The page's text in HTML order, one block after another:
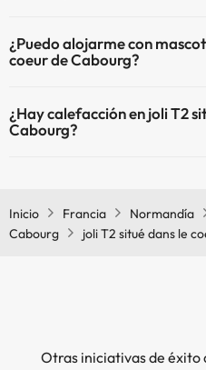
¿Puedo alojarme con
coeur de Cabourg?
¿Hay calefacción en joli T2
Cabourg?
Inicio
Francia Normandía
Cabourg
joli T2 situé dans le
Otras iniciativas de éxito